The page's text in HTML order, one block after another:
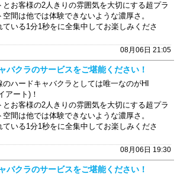
とお客様の2人きりの雰囲気を大切にする超プラ
空間は他では体験できないような濃厚さ。
ている1分1秒をに全集中してお楽しみくださ
08月06日 21:05
バクラのサービスをご堪能ください！
のハードキャバクラとしては唯一なのがHI
アート)！
とお客様の2人きりの雰囲気を大切にする超プラ
空間は他では体験できないような濃厚さ。
ている1分1秒をに全集中してお楽しみくださ
08月06日 19:30
バクラのサービスをご堪能ください！